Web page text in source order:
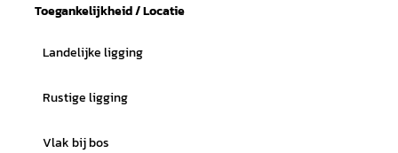
Toegankelijkheid / Locatie
Landelijke ligging
Rustige ligging
Vlak bij bos